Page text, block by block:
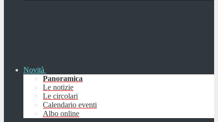
Novità
Panoramica
Le notizie
Le circolari
Calendario eventi
Albo online